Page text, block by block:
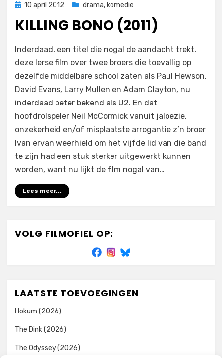
Geplaatst
10 april 2012 drama, komedie
KILLING BONO (2011)
door Filmofiel.nl
Laat een reactie achter
Killing
Bono
(2011)
Inderdaad, een titel die nogal de aandacht trekt,
deze Ierse film over twee broers die toevallig op
dezelfde middelbare school zaten als Paul Hewson,
David Evans, Larry Mullen en Adam Clayton, nu
inderdaad beter bekend als U2. En dat
hoofdrolspeler Neil McCormick vanuit jaloezie,
onzekerheid en/of misplaatste arrogantie z’n broer
Ivan ervan weerhield om het vijfde lid van die band
te zijn had een stuk sterker uitgewerkt kunnen
worden, want nu lijkt de film nogal van…
Lees meer...
VOLG FILMOFIEL OP:
LAATSTE TOEVOEGINGEN
Hokum (2026)
The Dink (2026)
The Odyssey (2026)